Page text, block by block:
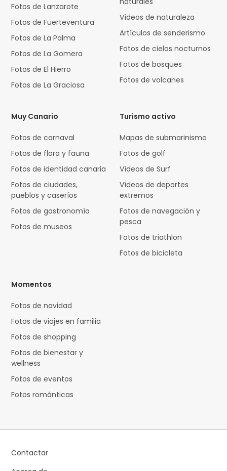
Fotos de Lanzarote
Fotos de Fuerteventura
Fotos de La Palma
Fotos de La Gomera
Fotos de El Hierro
Fotos de La Graciosa
Vídeos de naturaleza
Artículos de senderismo
Fotos de cielos nocturnos
Fotos de bosques
Fotos de volcanes
Muy Canario
Fotos de carnaval
Fotos de flora y fauna
Fotos de identidad canaria
Fotos de ciudades,
pueblos y caseríos
Fotos de gastronomía
Fotos de museos
Turismo activo
Mapas de submarinismo
Fotos de golf
Vídeos de Surf
Vídeos de deportes
extremos
Fotos de navegación y
pesca
Fotos de triathlon
Fotos de bicicleta
Momentos
Fotos de navidad
Fotos de viajes en familia
Fotos de shopping
Fotos de bienestar y
wellness
Fotos de eventos
Fotos románticas
Contactar